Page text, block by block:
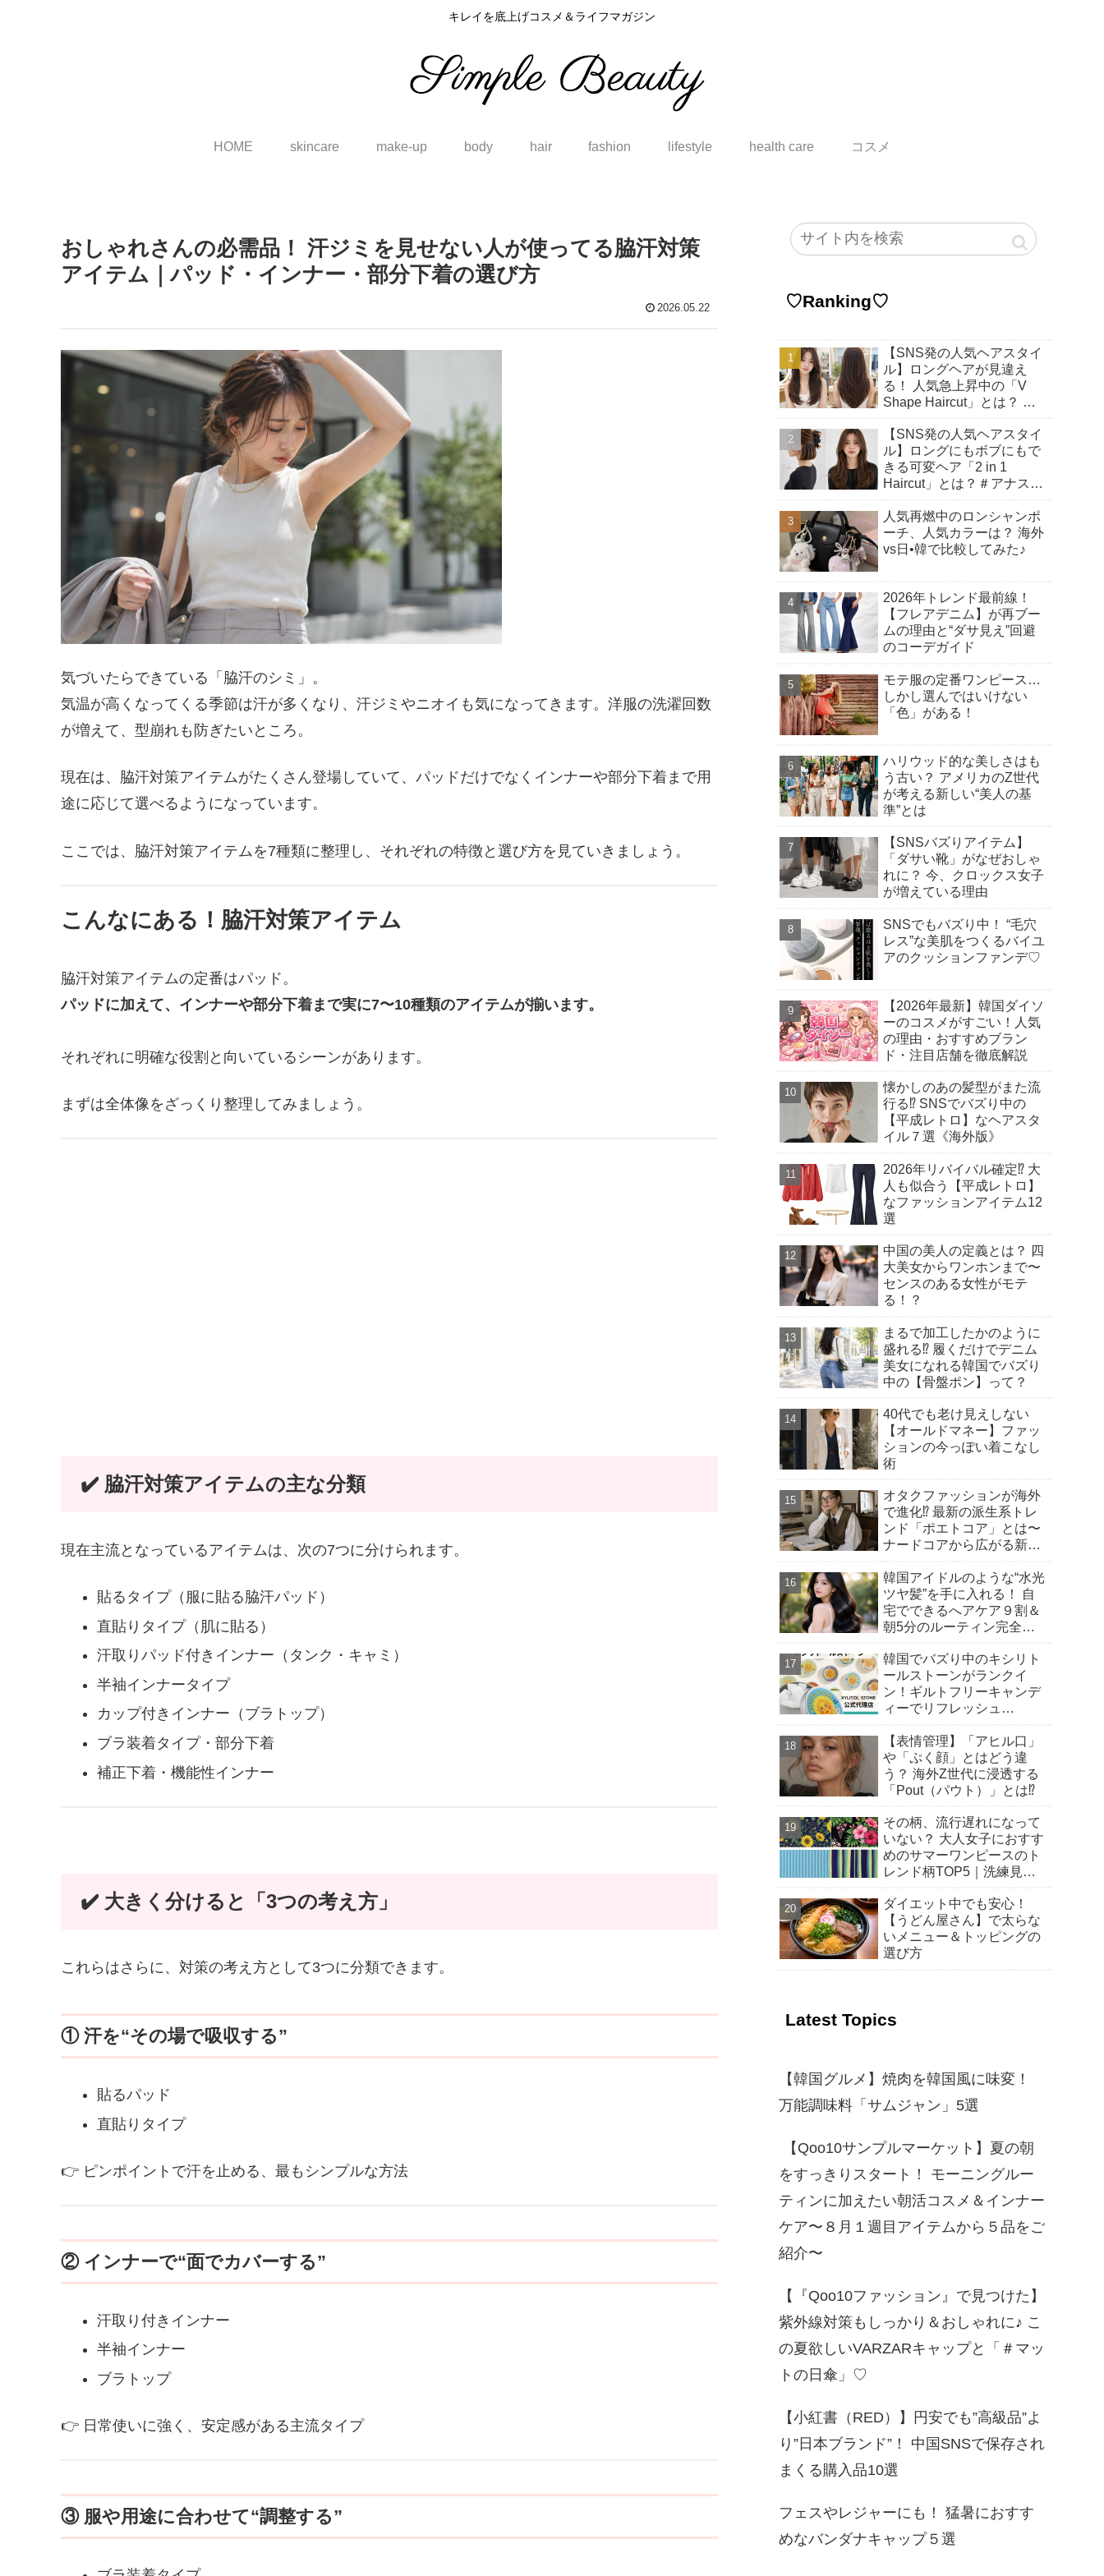
キレイを底上げコスメ＆ライフマガジン
HOME skincare make-up body hair fashion lifestyle health care コスメ
おしゃれさんの必需品！ 汗ジミを見せない人が使ってる脇汗対策
アイテム｜パッド・インナー・部分下着の選び方
2026.05.22
気づいたらできている「脇汗のシミ」。
気温が高くなってくる季節は汗が多くなり、汗ジミやニオイも気になってきます。洋服の洗濯回数
が増えて、型崩れも防ぎたいところ。
現在は、脇汗対策アイテムがたくさん登場していて、パッドだけでなくインナーや部分下着まで用
途に応じて選べるようになっています。
ここでは、脇汗対策アイテムを7種類に整理し、それぞれの特徴と選び方を見ていきましょう。
こんなにある！脇汗対策アイテム
脇汗対策アイテムの定番はパッド。
パッドに加えて、インナーや部分下着まで実に7〜10種類のアイテムが揃います。
それぞれに明確な役割と向いているシーンがあります。
まずは全体像をざっくり整理してみましょう。
✔️ 脇汗対策アイテムの主な分類
現在主流となっているアイテムは、次の7つに分けられます。
貼るタイプ（服に貼る脇汗パッド）
直貼りタイプ（肌に貼る）
汗取りパッド付きインナー（タンク・キャミ）
半袖インナータイプ
カップ付きインナー（ブラトップ）
ブラ装着タイプ・部分下着
補正下着・機能性インナー
✔️ 大きく分けると「3つの考え方」
これらはさらに、対策の考え方として3つに分類できます。
① 汗を“その場で吸収する”
貼るパッド
直貼りタイプ
👉 ピンポイントで汗を止める、最もシンプルな方法
② インナーで“面でカバーする”
汗取り付きインナー
半袖インナー
ブラトップ
👉 日常使いに強く、安定感がある主流タイプ
③ 服や用途に合わせて“調整する”
♡Ranking♡
【SNS発の人気ヘアスタイ
ル】ロングヘアが見違え
る！ 人気急上昇中の「V
Shape Haircut」とは？ ア
由♡
【SNS発の人気ヘアスタイ
ル】ロングにもボブにもで
きる可変ヘア「2 in 1
Haircut」とは？＃アナスタ
人気再燃中のロンシャンポ
ーチ、人気カラーは？ 海外
vs日•韓で比較してみた♪
2026年トレンド最前線！
【フレアデニム】が再ブー
ムの理由と“ダサ見え”回避
のコーデガイド
モテ服の定番ワンピース…
しかし選んではいけない
「色」がある！
ハリウッド的な美しさはも
う古い？ アメリカのZ世代
が考える新しい“美人の基
準”とは
【SNSバズりアイテム】
「ダサい靴」がなぜおしゃ
れに？ 今、クロックス女子
が増えている理由
SNSでもバズり中！ “毛穴
レス”な美肌をつくるバイユ
アのクッションファンデ♡
【2026年最新】韓国ダイソ
ーのコスメがすごい！人気
の理由・おすすめブラン
ド・注目店舗を徹底解説
懐かしのあの髪型がまた流
行る⁉︎ SNSでバズり中の
【平成レトロ】なヘアスタ
イル７選《海外版》
2026年リバイバル確定⁉︎ 大
人も似合う【平成レトロ】
なファッションアイテム12
選
中国の美人の定義とは？ 四
大美女からワンホンまで〜
センスのある女性がモテ
る！？
まるで加工したかのように
盛れる⁉︎ 履くだけでデニム
美女になれる韓国でバズり
中の【骨盤ポン】って？
40代でも老け見えしない
【オールドマネー】ファッ
ションの今っぽい着こなし
術
オタクファッションが海外
で進化⁉︎ 最新の派生系トレ
ンド「ポエトコア」とは〜
ナードコアから広がる新潮
韓国アイドルのような“水光
ツヤ髪”を手に入れる！ 自
宅でできるへアケア９割＆
朝5分のルーティン完全ガ
韓国でバズり中のキシリト
ールストーンがランクイ
ン！ギルトフリーキャンデ
ィーでリフレッシュ
子」販売数ランキング】～
渡韓気分を楽しむ！トレン
ドの“韓国おやつ”もご紹介
～
【表情管理】「アヒル口」
や「ぷく顔」とはどう違
う？ 海外Z世代に浸透する
「Pout（パウト）」とは⁉︎
その柄、流行遅れになって
いない？ 大人女子におすす
めのサマーワンピースのト
レンド柄TOP5｜洗練見え
【2026年春夏】
ダイエット中でも安心！
【うどん屋さん】で太らな
いメニュー＆トッピングの
選び方
Latest Topics
【韓国グルメ】焼肉を韓国風に味変！
万能調味料「サムジャン」5選
【Qoo10サンプルマーケット】夏の朝
をすっきりスタート！ モーニングルー
ティンに加えたい朝活コスメ＆インナー
ケア〜８月１週目アイテムから５品をご
紹介〜
【『Qoo10ファッション』で見つけた】
紫外線対策もしっかり＆おしゃれに♪ こ
の夏欲しいVARZARキャップと「＃マッ
トの日傘」♡
【小紅書（RED）】円安でも”高級品”よ
り”日本ブランド”！ 中国SNSで保存され
まくる購入品10選
フェスやレジャーにも！ 猛暑におすす
めなバンダナキャップ５選